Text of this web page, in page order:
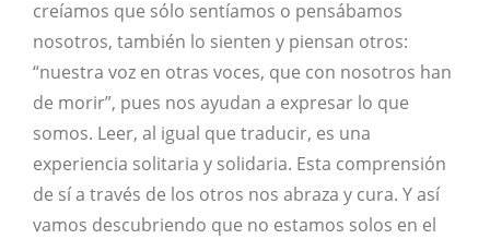
creíamos que sólo sentíamos o pensábamos
nosotros, también lo sienten y piensan otros:
“nuestra voz en otras voces, que con nosotros han
de morir”, pues nos ayudan a expresar lo que
somos. Leer, al igual que traducir, es una
experiencia solitaria y solidaria. Esta comprensión
de sí a través de los otros nos abraza y cura. Y así
vamos descubriendo que no estamos solos en el